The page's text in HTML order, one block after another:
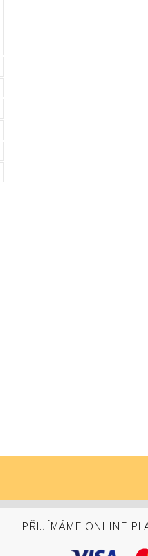
PŘIJÍMÁME ONLINE